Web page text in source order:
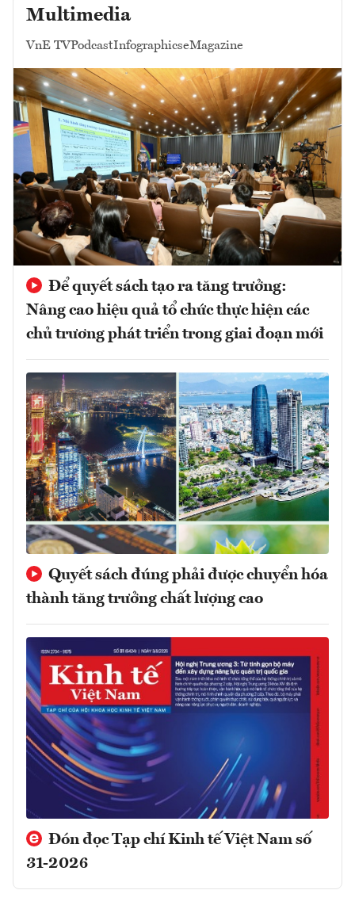
Multimedia
VnE TVPodcastInfographicseMagazine
Để quyết sách tạo ra tăng trưởng:
Nâng cao hiệu quả tổ chức thực hiện các
chủ trương phát triển trong giai đoạn mới
Quyết sách đúng phải được chuyển hóa
thành tăng trưởng chất lượng cao
Đón đọc Tạp chí Kinh tế Việt Nam số
31-2026